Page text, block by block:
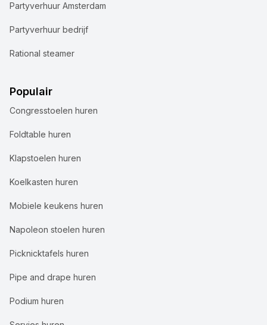
Partyverhuur Amsterdam
Partyverhuur bedrijf
Rational steamer
Populair
Congresstoelen huren
Foldtable huren
Klapstoelen huren
Koelkasten huren
Mobiele keukens huren
Napoleon stoelen huren
Picknicktafels huren
Pipe and drape huren
Podium huren